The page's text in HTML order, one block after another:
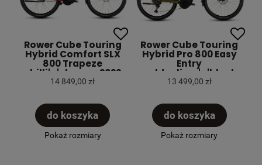
Rower Cube Touring
Hybrid Comfort SLX
800 Trapeze
chilli'n'chrome 2026
14 849,00 zł
do koszyka
Pokaż rozmiary
Rower Cube Touring
Hybrid Pro 800 Easy
Entry
goldenlime'n'black
2026
13 499,00 zł
do koszyka
Pokaż rozmiary